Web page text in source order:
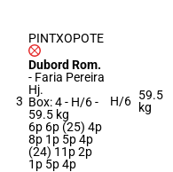
3
PINTXOPOTE
Dubord Rom.
- Faria Pereira
Hj.
Box: 4 - H/6 -
59.5 kg
6p 6p (25) 4p
8p 1p 5p 4p
(24) 11p 2p
1p 5p 4p
H/6 59.5
kg